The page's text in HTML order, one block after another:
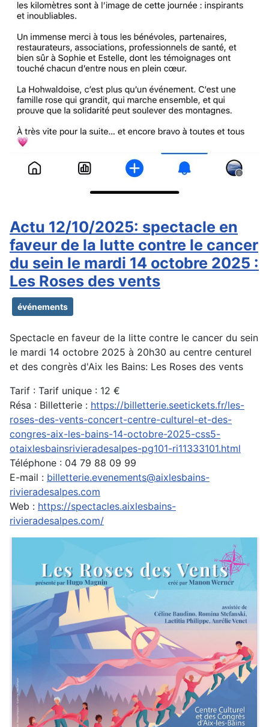
Actu 12/10/2025: spectacle en
faveur de la lutte contre le cancer
du sein le mardi 14 octobre 2025 :
Les Roses des vents
événements
Spectacle en faveur de la litte contre le cancer du sein
le mardi 14 octobre 2025 à 20h30 au centre centurel
et des congrès d'Aix les Bains: Les Roses des vents
Tarif : Tarif unique : 12 €
Résa : Billetterie : https://billetterie.seetickets.fr/les-
roses-des-vents-concert-centre-culturel-et-des-
congres-aix-les-bains-14-octobre-2025-css5-
otaixlesbainsrivieradesalpes-pg101-ri11333101.html
Téléphone : 04 79 88 09 99
E-mail : billetterie.evenements@aixlesbains-
rivieradesalpes.com
Web : https://spectacles.aixlesbains-
rivieradesalpes.com/